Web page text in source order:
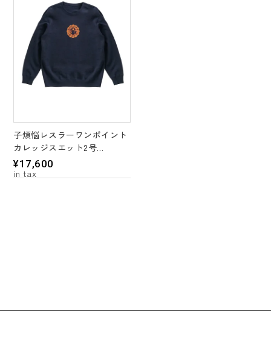
子煩悩レスラーワンポイント
カレッジスエット2号
＊3 color's
¥17,600